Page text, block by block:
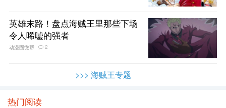
英雄末路！盘点海贼王里那些下场
令人唏嘘的强者
动漫圈微帮 2
>>> 海贼王专题
热门阅读